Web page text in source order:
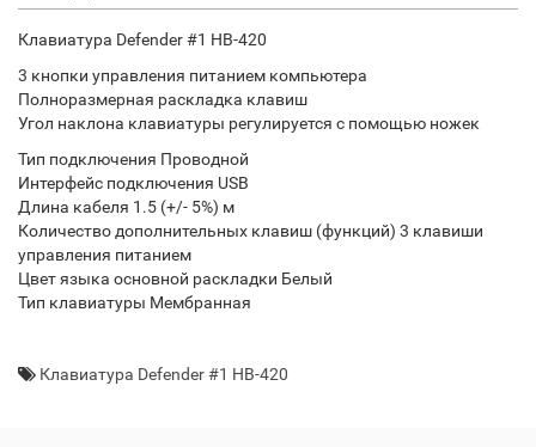
Клавиатура Defender #1 HB-420
3 кнопки управления питанием компьютера
Полноразмерная раскладка клавиш
Угол наклона клавиатуры регулируется с помощью ножек
Тип подключения Проводной
Интерфейс подключения USB
Длина кабеля 1.5 (+/- 5%) м
Количество дополнительных клавиш (функций) 3 клавиши
управления питанием
Цвет языка основной раскладки Белый
Тип клавиатуры Мембранная
Клавиатура Defender #1 HB-420